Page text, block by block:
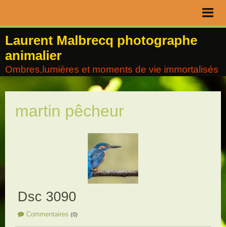
Page d'accueil
Livre d'or
Contact
Album
Agenda
Laurent Malbrecq photographe
animalier
Ombres,lumières et moments de vie immortalisés
martin pêcheur
Dsc 3090
Commentaires (0)